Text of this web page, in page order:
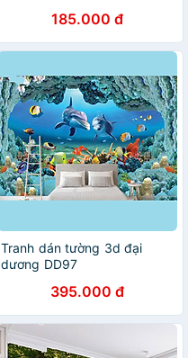
185.000 đ
Tranh dán tường 3d đại
dương DD97
395.000 đ